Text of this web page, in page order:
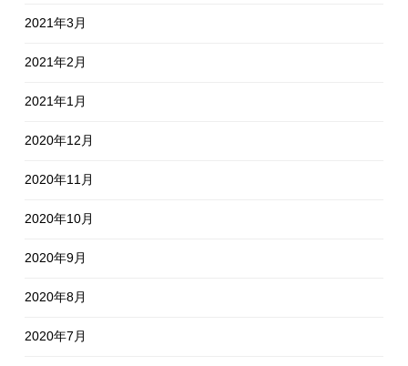
2021年3月
2021年2月
2021年1月
2020年12月
2020年11月
2020年10月
2020年9月
2020年8月
2020年7月